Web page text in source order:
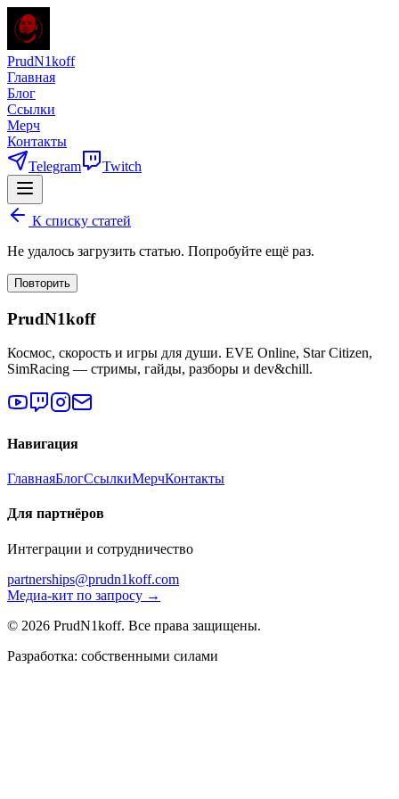
PrudN1koff
Главная
Блог
Ссылки
Мерч
Контакты
Telegram
Twitch
К списку статей
Не удалось загрузить статью. Попробуйте ещё раз.
Повторить
PrudN1koff
Космос, скорость и игры для души. EVE Online, Star Citizen,
SimRacing — стримы, гайды, разборы и dev&chill.
Навигация
ГлавнаяБлогСсылкиМерчКонтакты
Для партнёров
Интеграции и сотрудничество
partnerships@prudn1koff.com
Медиа-кит по запросу →
© 2026 PrudN1koff. Все права защищены.
Разработка: собственными силами